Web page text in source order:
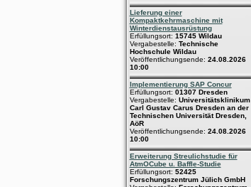
Lieferung einer
Kompaktkehrmaschine mit
Winterdienstausrüstung
Erfüllungsort: 15745 Wildau
Vergabestelle: Technische
Hochschule Wildau
Veröffentlichungsende: 24.08.2026
10:00
Implementierung SAP Concur
Erfüllungsort: 01307 Dresden
Vergabestelle: Universitätsklinikum
Carl Gustav Carus Dresden an der
Technischen Universität Dresden,
AöR
Veröffentlichungsende: 24.08.2026
10:00
Erweiterung Streulichstudie für
AtmOCube u. Baffle-Studie
Erfüllungsort: 52425
Forschungszentrum Jülich GmbH